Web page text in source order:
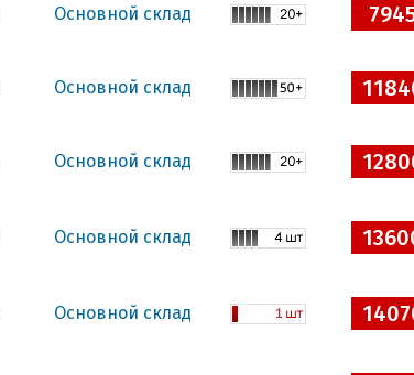
Основной склад
Основной склад
Основной склад
Основной склад
Основной склад